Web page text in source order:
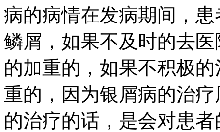
病的病情在发病期间，
鳞屑，如果不及时的去
的加重的，如果不积极
重的，因为银屑病的治
的治疗的话，是会对患